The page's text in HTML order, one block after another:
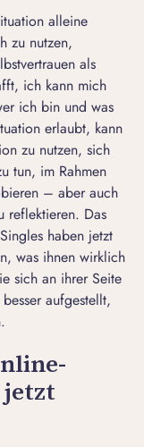
alleine
zu nutzen,
als
ich kann mich
ich bin und was
erlaubt, kann
zu nutzen, sich
tun, im Rahmen
– aber auch
reflektieren. Das
haben jetzt
was ihnen wirklich
sich an ihrer Seite
aufgestellt,
jetzt